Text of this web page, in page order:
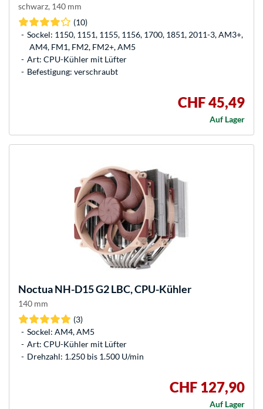
schwarz, 140 mm
(10)
Sockel: 1150, 1151, 1155, 1156, 1700, 1851, 2011-3, AM3+,
AM4, FM1, FM2, FM2+, AM5
Art: CPU-Kühler mit Lüfter
Befestigung: verschraubt
CHF 45,49
Auf Lager
NoctuaNH-D15 G2 LBC, CPU-Kühler
140 mm
(3)
Sockel: AM4, AM5
Art: CPU-Kühler mit Lüfter
Drehzahl: 1.250 bis 1.500 U/min
CHF 127,90
Auf Lager